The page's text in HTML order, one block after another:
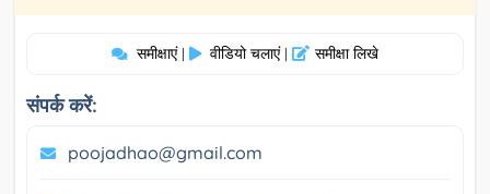
समीक्षाएं | वीडियो चलाएं | समीक्षा लिखे
संपर्क करें:
poojadhao@gmail.com